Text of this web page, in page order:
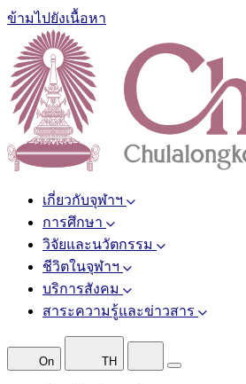
ข้ามไปยังเนื้อหา
เกี่ยวกับจุฬาฯ
การศึกษา
วิจัยและนวัตกรรม
ชีวิตในจุฬาฯ
บริการสังคม
สาระความรู้และข่าวสาร
On TH